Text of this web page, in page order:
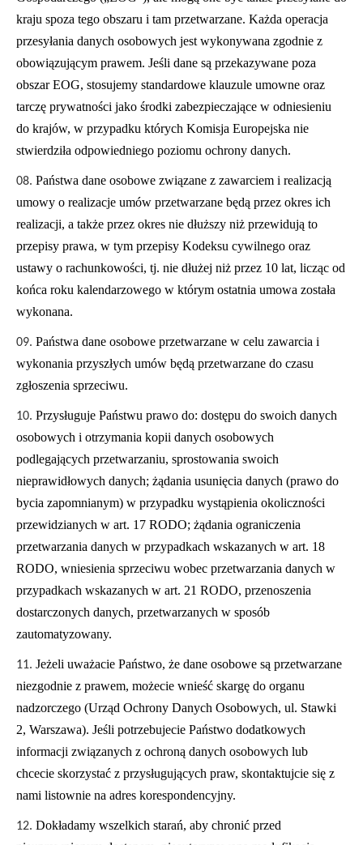
kraju spoza tego obszaru i tam przetwarzane. Każda operacja
przesyłania danych osobowych jest wykonywana zgodnie z
obowiązującym prawem. Jeśli dane są przekazywane poza
obszar EOG, stosujemy standardowe klauzule umowne oraz
tarczę prywatności jako środki zabezpieczające w odniesieniu
do krajów, w przypadku których Komisja Europejska nie
stwierdziła odpowiedniego poziomu ochrony danych.
Państwa dane osobowe związane z zawarciem i realizacją
umowy o realizacje umów przetwarzane będą przez okres ich
realizacji, a także przez okres nie dłuższy niż przewidują to
przepisy prawa, w tym przepisy Kodeksu cywilnego oraz
ustawy o rachunkowości, tj. nie dłużej niż przez 10 lat, licząc od
końca roku kalendarzowego w którym ostatnia umowa została
wykonana.
Państwa dane osobowe przetwarzane w celu zawarcia i
wykonania przyszłych umów będą przetwarzane do czasu
zgłoszenia sprzeciwu.
Przysługuje Państwu prawo do: dostępu do swoich danych
osobowych i otrzymania kopii danych osobowych
podlegających przetwarzaniu, sprostowania swoich
nieprawidłowych danych; żądania usunięcia danych (prawo do
bycia zapomnianym) w przypadku wystąpienia okoliczności
przewidzianych w art. 17 RODO; żądania ograniczenia
przetwarzania danych w przypadkach wskazanych w art. 18
RODO, wniesienia sprzeciwu wobec przetwarzania danych w
przypadkach wskazanych w art. 21 RODO, przenoszenia
dostarczonych danych, przetwarzanych w sposób
zautomatyzowany.
Jeżeli uważacie Państwo, że dane osobowe są przetwarzane
niezgodnie z prawem, możecie wnieść skargę do organu
nadzorczego (Urząd Ochrony Danych Osobowych, ul. Stawki
2, Warszawa). Jeśli potrzebujecie Państwo dodatkowych
informacji związanych z ochroną danych osobowych lub
chcecie skorzystać z przysługujących praw, skontaktujcie się z
nami listownie na adres korespondencyjny.
Dokładamy wszelkich starań, aby chronić przed